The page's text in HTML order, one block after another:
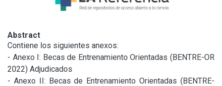
Abstract
Contiene los siguientes anexos:
- Anexo I: Becas de Entrenamiento Orientadas (BENTRE-OR
2022) Adjudicados
- Anexo II: Becas de Entrenamiento Orientadas (BENTRE-